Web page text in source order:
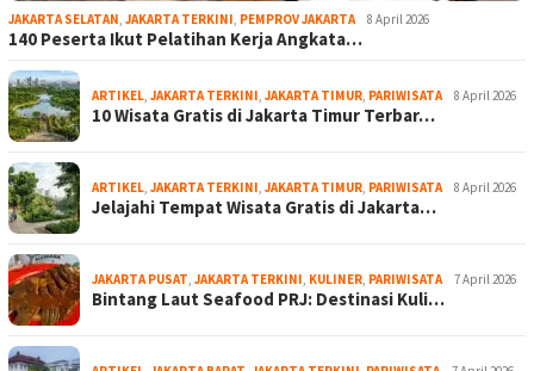
JAKARTA SELATAN, JAKARTA TERKINI, PEMPROV JAKARTA 8 April 2026
140 Peserta Ikut Pelatihan Kerja Angkata…
ARTIKEL, JAKARTA TERKINI, JAKARTA TIMUR, PARIWISATA 8 April 2026
10 Wisata Gratis di Jakarta Timur Terbar…
ARTIKEL, JAKARTA TERKINI, JAKARTA TIMUR, PARIWISATA 8 April 2026
Jelajahi Tempat Wisata Gratis di Jakarta…
JAKARTA PUSAT, JAKARTA TERKINI, KULINER, PARIWISATA 7 April 2026
Bintang Laut Seafood PRJ: Destinasi Kuli…